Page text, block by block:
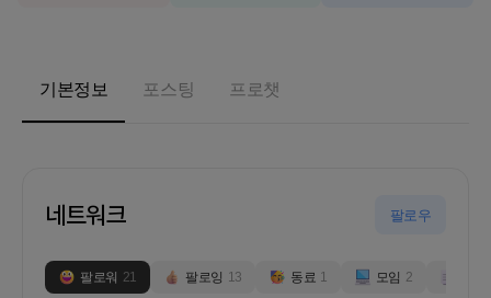
기본정보 포스팅 프로챗
네트워크 팔로우
팔로워 21 팔로잉 13 동료 1 모임 2